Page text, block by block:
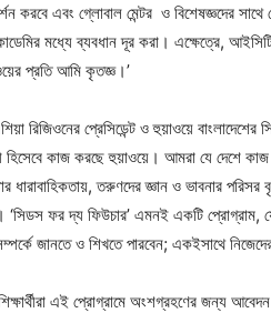
করবে এবং গ্লোবাল মেন্টর ও বিশেষজ্ঞদের
মধ্যে ব্যবধান দূর করা। এক্ষেত্রে,
প্রতি আমি কৃতজ্ঞ।’
রিজিওনের প্রেসিডেন্ট ও হুয়াওয়ে
কাজ করছে হুয়াওয়ে। আমরা যে দেশে
ধারাবাহিকতায়, তরুণদের জ্ঞান ও ভাবনার
ফর দ্য ফিউচার’ এমনই একটি প্রোগ্রাম,
জানতে ও শিখতে পারবেন; একইসাথে
এই প্রোগ্রামে অংশগ্রহণের জন্য